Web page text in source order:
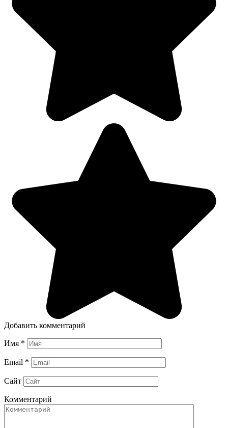
Добавить комментарий
Имя *
Email *
Сайт
Комментарий